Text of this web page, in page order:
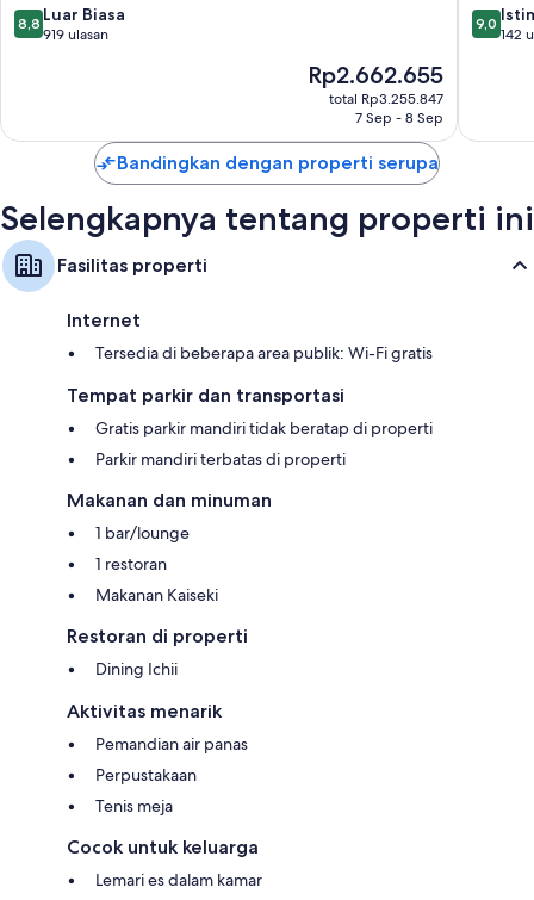
8.8
dari
ulasan
8,8 Luar Biasa
919 ulasan
Harga
sekarang
Rp2.662.655
Rp2.662.655
total Rp3.255.847
7 Sep - 8 Sep
9.0
dari
9,0
142
Bandingkan dengan properti serupa
Selengkapnya tentang properti ini
Fasilitas properti
Internet
Tersedia di beberapa area publik: Wi-Fi gratis
Tempat parkir dan transportasi
Gratis parkir mandiri tidak beratap di properti
Parkir mandiri terbatas di properti
Makanan dan minuman
1 bar/lounge
1 restoran
Makanan Kaiseki
Restoran di properti
Dining Ichii
Aktivitas menarik
Pemandian air panas
Perpustakaan
Tenis meja
Cocok untuk keluarga
Lemari es dalam kamar